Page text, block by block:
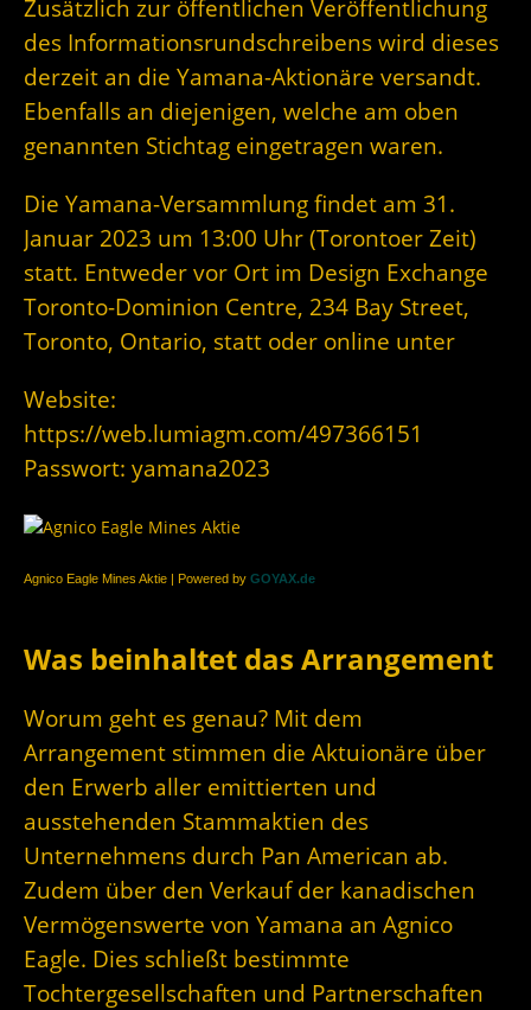
Zusätzlich zur öffentlichen Veröffentlichung
des Informationsrundschreibens wird dieses
derzeit an die Yamana-Aktionäre versandt.
Ebenfalls an diejenigen, welche am oben
genannten Stichtag eingetragen waren.
Die Yamana-Versammlung findet am 31.
Januar 2023 um 13:00 Uhr (Torontoer Zeit)
statt. Entweder vor Ort im Design Exchange
Toronto-Dominion Centre, 234 Bay Street,
Toronto, Ontario, statt oder online unter
Website:
https://web.lumiagm.com/497366151
Passwort: yamana2023
Agnico Eagle Mines Aktie | Powered by GOYAX.de
Was beinhaltet das Arrangement
Worum geht es genau? Mit dem
Arrangement stimmen die Aktuionäre über
den Erwerb aller emittierten und
ausstehenden Stammaktien des
Unternehmens durch Pan American ab.
Zudem über den Verkauf der kanadischen
Vermögenswerte von Yamana an Agnico
Eagle. Dies schließt bestimmte
Tochtergesellschaften und Partnerschaften